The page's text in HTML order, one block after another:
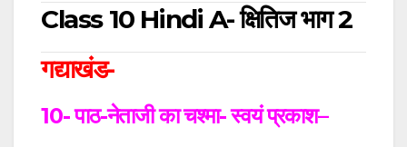
Class 10 Hindi A- क्षितिज भाग 2
गद्याखंड-
10- पाठ-नेताजी का चश्मा- स्वयं प्रकाश–